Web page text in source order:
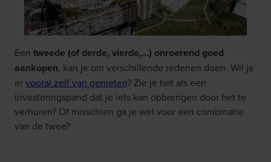
Een tweede (of derde, vierde,…) onroerend goed
aankopen, kan je om verschillende redenen doen. Wil je
ervooral zelf van genieten? Zie je het als een
investeringspand dat je iets kan opbrengen door het te
verhuren? Of misschien ga je wel voor een combinatie
van de twee?